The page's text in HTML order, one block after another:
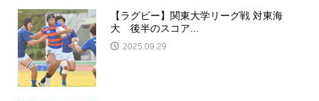
【ラグビー】関東大学リーグ戦 対東海
大 後半のスコア...
2025.09.29